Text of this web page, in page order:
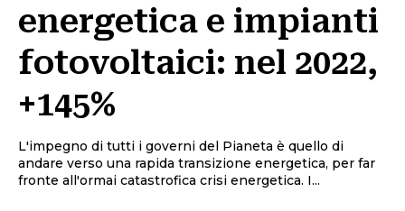
energetica e impianti
fotovoltaici: nel 2022,
+145%
L'impegno di tutti i governi del Pianeta è quello di
andare verso una rapida transizione energetica, per far
fronte all'ormai catastrofica crisi energetica. I...